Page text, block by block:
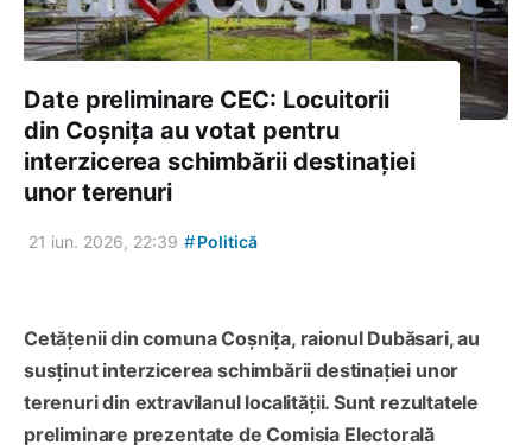
Date preliminare CEC: Locuitorii
din Coșnița au votat pentru
interzicerea schimbării destinației
unor terenuri
21 iun. 2026, 22:39 #Politică
Cetățenii din comuna Coșnița, raionul Dubăsari, au
susținut interzicerea schimbării destinației unor
terenuri din extravilanul localității. Sunt rezultatele
preliminare prezentate de Comisia Electorală